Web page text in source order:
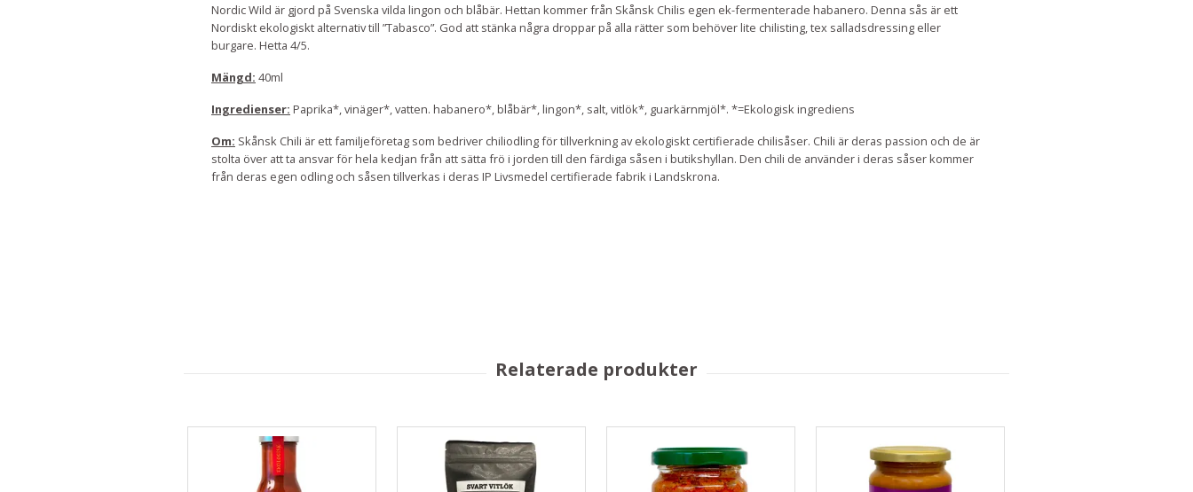
Nordic Wild är gjord på Svenska vilda lingon och blåbär. Hettan kommer från Skånsk Chilis egen ek-fermenterade habanero. Denna sås är ett
Nordiskt ekologiskt alternativ till ”Tabasco”. God att stänka några droppar på alla rätter som behöver lite chilisting, tex salladsdressing eller
burgare. Hetta 4/5.
Mängd: 40ml
Ingredienser: Paprika*, vinäger*, vatten. habanero*, blåbär*, lingon*, salt, vitlök*, guarkärnmjöl*. *=Ekologisk ingrediens
Om: Skånsk Chili är ett familjeföretag som bedriver chiliodling för tillverkning av ekologiskt certifierade chilisåser. Chili är deras passion och de är
stolta över att ta ansvar för hela kedjan från att sätta frö i jorden till den färdiga såsen i butikshyllan. Den chili de använder i deras såser kommer
från deras egen odling och såsen tillverkas i deras IP Livsmedel certifierade fabrik i Landskrona.